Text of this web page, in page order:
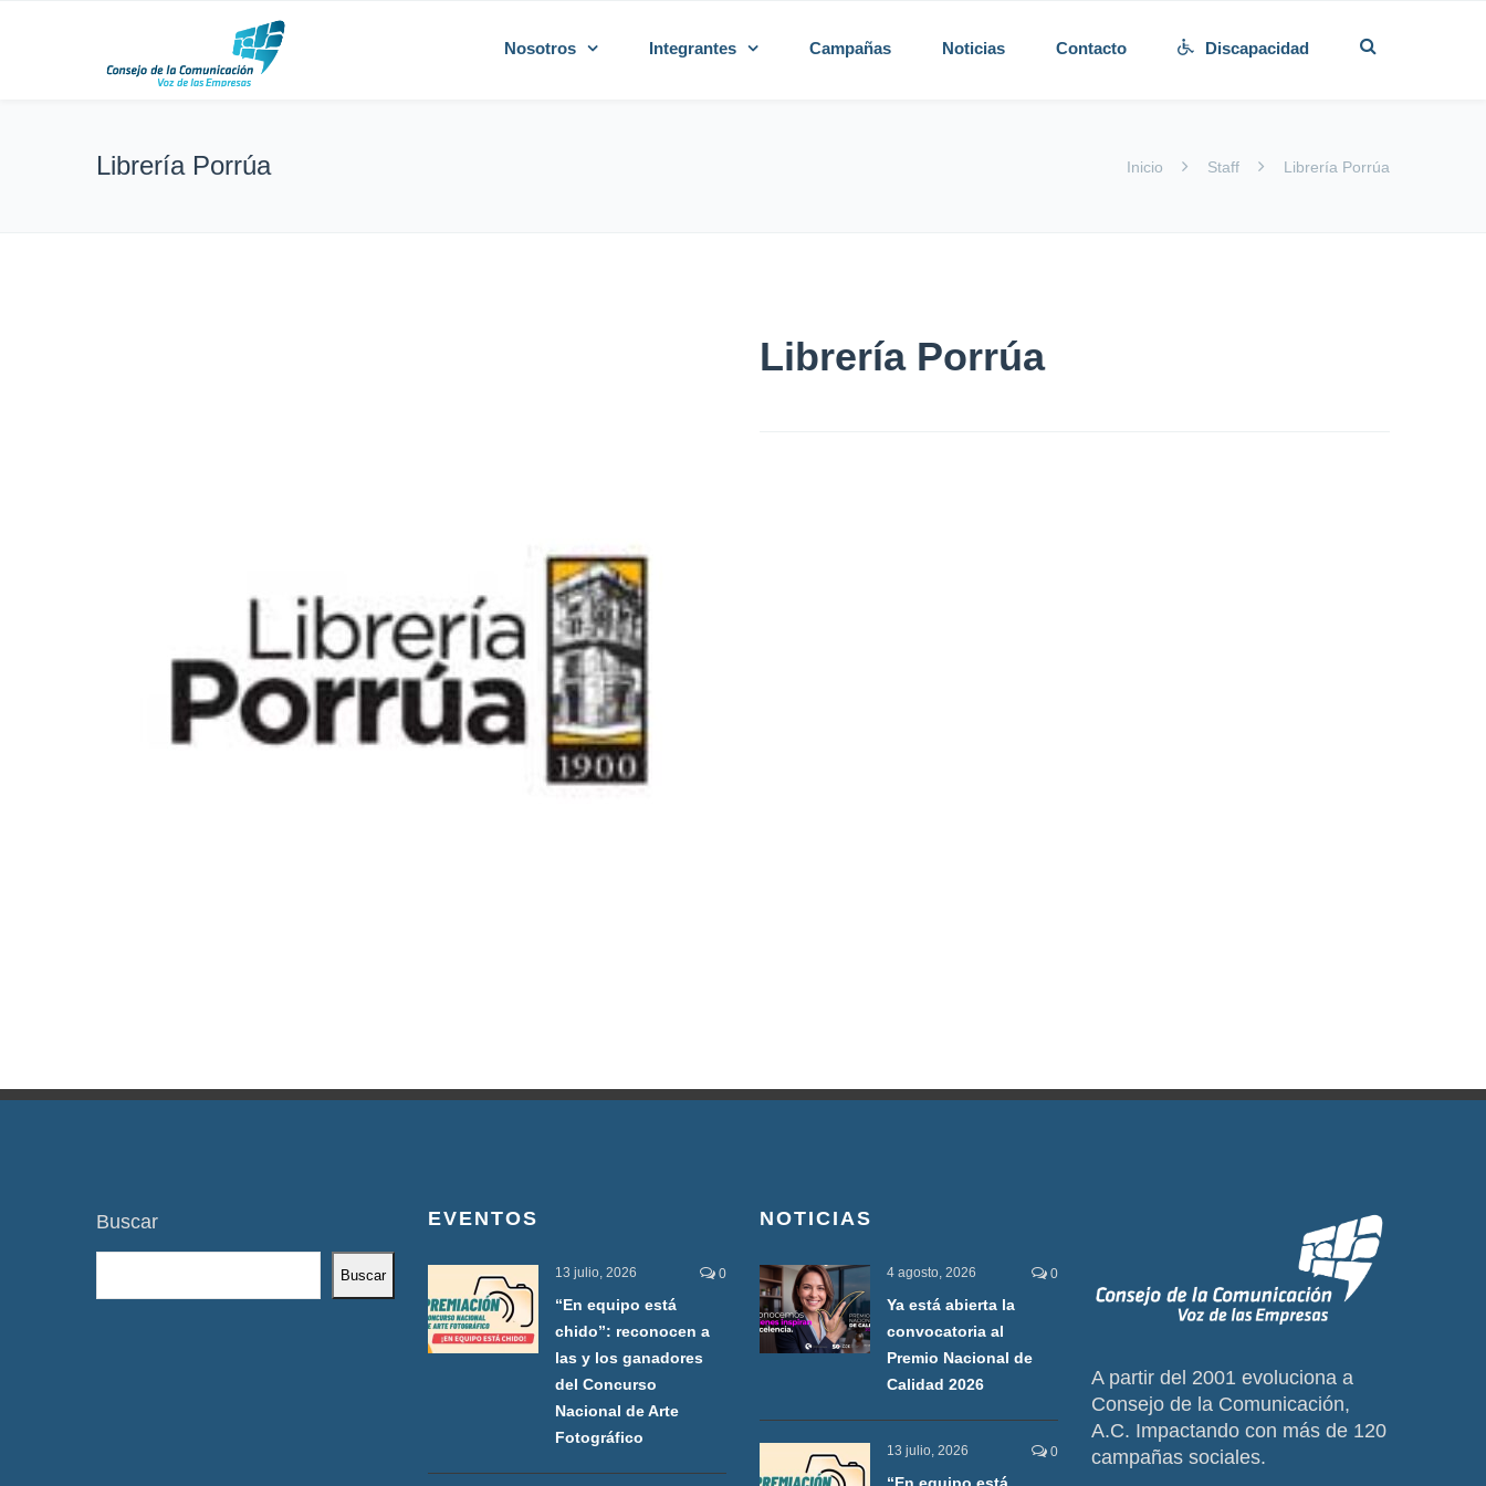
Nosotros Integrantes Campañas Noticias Contacto Discapacidad
Librería Porrúa Inicio Staff Librería Porrúa
Librería Porrúa
Buscar
Buscar
EVENTOS
13 julio, 2026 0
“En equipo está
chido”: reconocen a
las y los ganadores
del Concurso
Nacional de Arte
Fotográfico
NOTICIAS
4 agosto, 2026 0
Ya está abierta la
convocatoria al
Premio Nacional de
Calidad 2026
13 julio, 2026 0
A partir del 2001 evoluciona a
Consejo de la Comunicación,
A.C. Impactando con más de 120
campañas sociales.